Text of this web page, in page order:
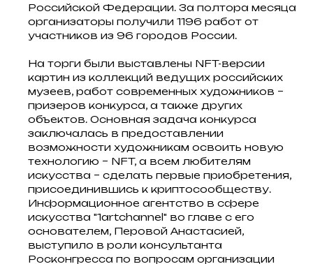
Российской Федерации. За полтора месяца
организаторы получили 1196 работ от
участников из 96 городов России.
На торги были выставлены NFT-версии
картин из коллекций ведущих российских
музеев, работ современных художников –
призеров конкурса, а также других
объектов. Основная задача конкурса
заключалась в предоставлении
возможности художникам освоить новую
технологию – NFT, а всем любителям
искусства – сделать первые приобретения,
присоединившись к криптосообществу.
Информационное агентство в сфере
искусства "1artchannel" во главе с его
основателем, Перовой Анастасией,
выступило в роли консультанта
Росконгресса по вопросам организации